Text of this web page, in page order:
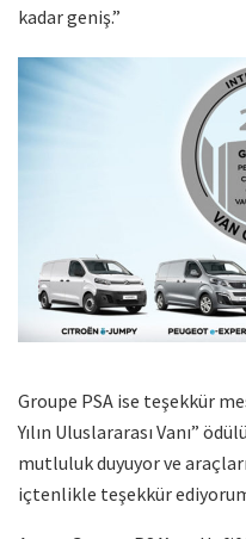
kadar geniş.”
Groupe PSA ise teşekkür
Yılın Uluslararası Vanı”
mutluluk duyuyor ve
içtenlikle teşekkür